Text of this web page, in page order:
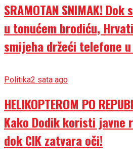
SRAMOTAN SNIMAK!
u tonućem brodiću,
smijeha držeći telefone u
Politika2 sata ago
HELIKOPTEROM PO
Kako Dodik koristi javne
dok CIK zatvara oči!